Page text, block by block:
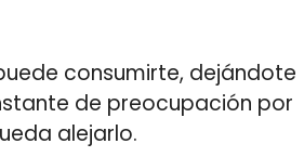
consumirte, dejándote
de preocupación por
alejarlo.